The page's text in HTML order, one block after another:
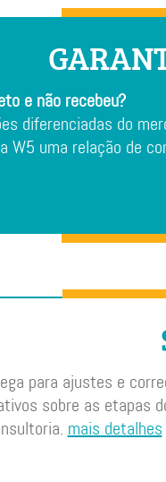
e não recebeu?
diferenciadas do
W5 uma relação de
para ajustes e
sobre as etapas
mais detalhes